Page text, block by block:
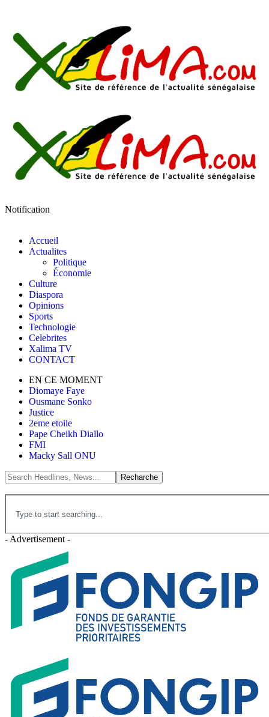
Notification
Accueil
Actualites
Politique
Économie
Culture
Diaspora
Opinions
Sports
Technologie
Celebrites
Xalima TV
CONTACT
EN CE MOMENT
Diomaye Faye
Ousmane Sonko
Justice
2eme etoile
Pape Cheikh Diallo
FMI
Macky Sall ONU
- Advertisement -